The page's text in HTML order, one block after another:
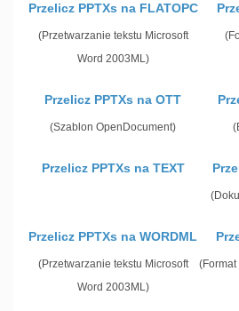
Przelicz PPTXs na FLATOPC
(Przetwarzanie tekstu Microsoft
Word 2003ML)
Przelicz PPTXs na OTT
(Szablon OpenDocument)
Przelicz PPTXs na TEXT
Przelicz PPTXs na WORDML
(Przetwarzanie tekstu Microsoft
Word 2003ML)